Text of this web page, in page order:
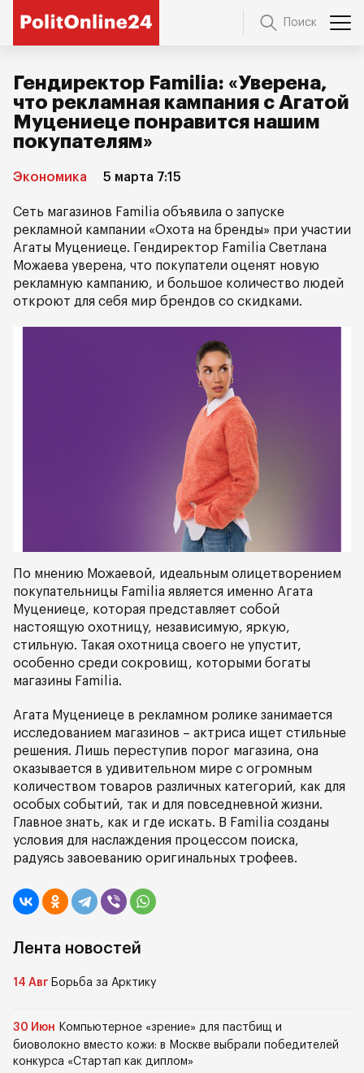
Поиск
Гендиректор Familia: «Уверена,
что рекламная кампания с Агатой
Муцениеце понравится нашим
покупателям»
Экономика 5 марта 7:15
Сеть магазинов Familia объявила о запуске
рекламной кампании «Охота на бренды» при участии
Агаты Муцениеце. Гендиректор Familia Светлана
Можаева уверена, что покупатели оценят новую
рекламную кампанию, и большое количество людей
откроют для себя мир брендов со скидками.
По мнению Можаевой, идеальным олицетворением
покупательницы Familia является именно Агата
Муцениеце, которая представляет собой
настоящую охотницу, независимую, яркую,
стильную. Такая охотница своего не упустит,
особенно среди сокровищ, которыми богаты
магазины Familia.
Агата Муцениеце в рекламном ролике занимается
исследованием магазинов – актриса ищет стильные
решения. Лишь переступив порог магазина, она
оказывается в удивительном мире с огромным
количеством товаров различных категорий, как для
особых событий, так и для повседневной жизни.
Главное знать, как и где искать. В Familia созданы
условия для наслаждения процессом поиска,
радуясь завоеванию оригинальных трофеев.
Лента новостей
14 Авг Борьба за Арктику
30 Июн Компьютерное «зрение» для пастбищ и
биоволокно вместо кожи: в Москве выбрали победителей
конкурса «Стартап как диплом»